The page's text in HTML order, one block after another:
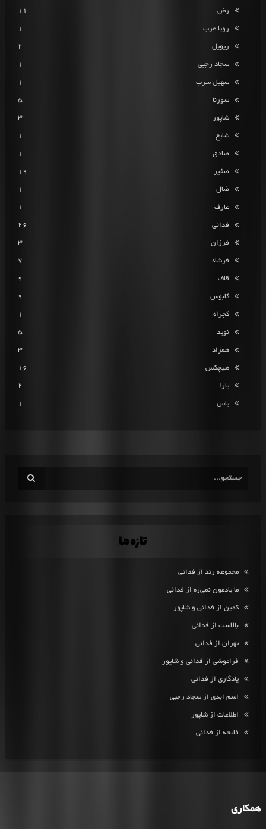
رض 11
رویا عرب 1
ریویل 2
سجاد رجبی 1
سهیل سرب 1
سورنا 5
شاپور 3
شایع 1
صادق 1
صفیر 19
ضال 1
عارف 1
فدائی 26
فرزان 3
فرشاد 7
قاف 9
کابوس 9
کجراه 1
نوید 5
همزاد 3
هیچکس 16
یارا 2
یاس 1
تازه‌ها
مجموعه رند از فدائی
ما یادمون نمی‌ره از فدائی
کمین از فدائی و شاپور
بالاست از فدائی
تهران از فدائی
فراموشی از فدائی و شاپور
یادگاری از فدائی
اسم ابدی از سجاد رجبی
اطلاعات از شاپور
فاتحه از فدائی
همکاری